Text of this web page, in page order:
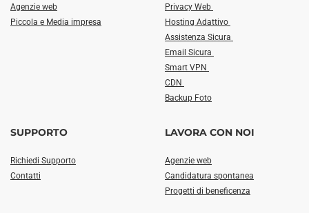
Agenzie web
Piccola e Media impresa
Privacy Web
Hosting Adattivo
Assistenza Sicura
Email Sicura
Smart VPN
CDN
Backup Foto
SUPPORTO
Richiedi Supporto
Contatti
LAVORA CON NOI
Agenzie web
Candidatura spontanea
Progetti di beneficenza